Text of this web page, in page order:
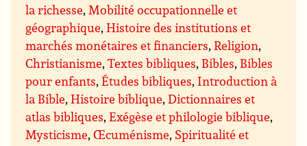
la richesse, Mobilité occupationnelle et
géographique,Histoire des institutions et
marchés monétaires et financiers,Religion,
Christianisme,Textes bibliques, Bibles, Bibles
pour enfants,Études bibliques, Introduction à
la Bible,Histoire biblique,Dictionnaires et
atlas bibliques,Exégèse et philologie biblique,
Mysticisme,Œcuménisme, Spiritualité et